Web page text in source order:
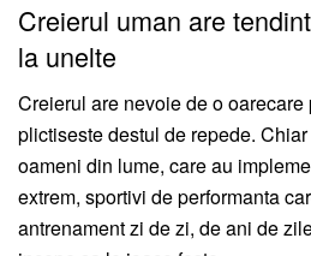
Creierul uman are
la unelte
Creierul are nevoie de o
plictiseste destul de repede.
oameni din lume, care au
extrem, sportivi de performanta
antrenament zi de zi, de ani de